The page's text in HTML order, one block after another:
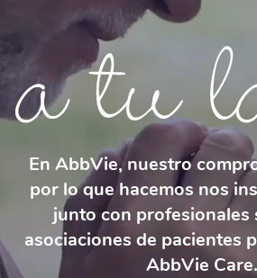
En AbbVie, nuestro
por lo que hacemos nos
junto con profesionales
asociaciones de pacientes
AbbVie Care.